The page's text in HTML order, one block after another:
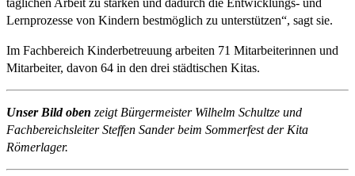
Lernprozesse von Kindern bestmöglich zu unterstützen“, sagt sie.
Im Fachbereich Kinderbetreuung arbeiten 71 Mitarbeiterinnen und
Mitarbeiter, davon 64 in den drei städtischen Kitas.
Unser Bild oben zeigt Bürgermeister Wilhelm Schultze und
Fachbereichsleiter Steffen Sander beim Sommerfest der Kita
Römerlager.